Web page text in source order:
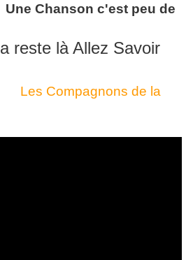
Une Chanson c'est peu de
reste là Allez Savoir
Les Compagnons de la